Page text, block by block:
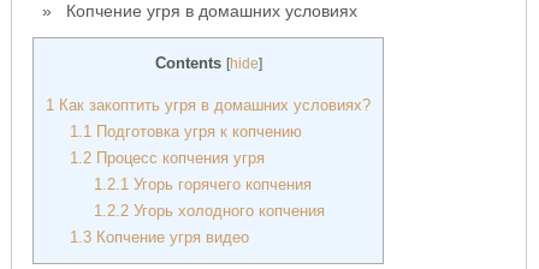
» Копчение угря в домашних условиях
Contents [hide]
1 Как закоптить угря в домашних условиях?
1.1Подготовка угря к копчению
1.2Процесс копчения угря
1.2.1Угорь горячего копчения
1.2.2Угорь холодного копчения
1.3Копчение угря видео